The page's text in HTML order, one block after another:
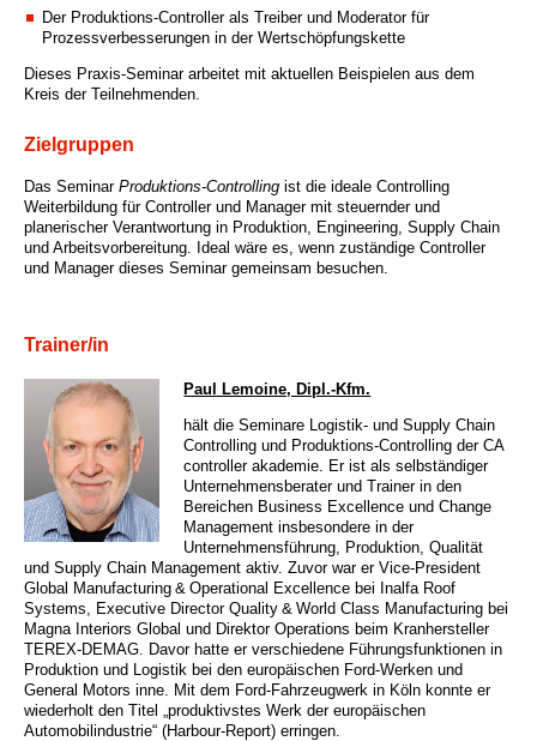
Der Produktions-Controller als Treiber und Moderator für
Prozessverbesserungen in der Wertschöpfungskette
Dieses Praxis-Seminar arbeitet mit aktuellen Beispielen aus dem
Kreis der Teilnehmenden.
Zielgruppen
Das Seminar Produktions-Controlling ist die ideale Controlling
Weiterbildung für Controller und Manager mit steuernder und
planerischer Verantwortung in Produktion, Engineering, Supply Chain
und Arbeitsvorbereitung. Ideal wäre es, wenn zuständige Controller
und Manager dieses Seminar gemeinsam besuchen.
Trainer/in
Paul Lemoine, Dipl.-Kfm.
hält die Seminare Logistik- und Supply Chain
Controlling und Produktions-Controlling der CA
controller akademie. Er ist als selbständiger
Unternehmensberater und Trainer in den
Bereichen Business Excellence und Change
Management insbesondere in der
Unternehmensführung, Produktion, Qualität
und Supply Chain Management aktiv. Zuvor war er Vice-President
Global Manufacturing & Operational Excellence bei Inalfa Roof
Systems, Executive Director Quality & World Class Manufacturing bei
Magna Interiors Global und Direktor Operations beim Kranhersteller
TEREX-DEMAG. Davor hatte er verschiedene Führungsfunktionen in
Produktion und Logistik bei den europäischen Ford-Werken und
General Motors inne. Mit dem Ford-Fahrzeugwerk in Köln konnte er
wiederholt den Titel „produktivstes Werk der europäischen
Automobilindustrie“ (Harbour-Report) erringen.